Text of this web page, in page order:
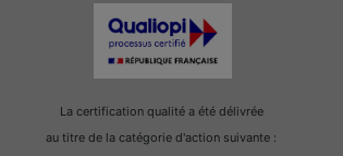
La certification qualité a été délivrée
au titre de la catégorie d'action suivante :